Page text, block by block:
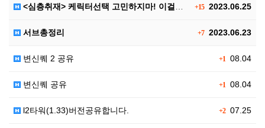
+152023.06.25
<심층취재> 케릭터선택 고민하지마! 이걸로 끝!! 신규…
+72023.06.23
서브총정리
+1 08.04
변신퀘 2 공유
+1 08.04
변신퀘 공유
+207.25
l2타워(1.33)버전공유합니다.